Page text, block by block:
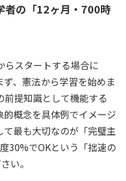
者の「12ヶ月・700時
らスタートする場合に
、憲法から学習を始めま
前提知識として機能する
概念を具体例でイメージ
最も大切なのが「完璧主
30%でOKという「拙速の
い。